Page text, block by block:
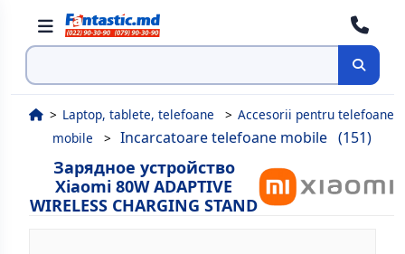
Поиск
Laptop, tablete, telefoane
Accesorii pentru telefoane
mobile
Incarcatoare telefoane mobile (151)
Зарядное устройство
Xiaomi 80W ADAPTIVE
WIRELESS CHARGING STAND